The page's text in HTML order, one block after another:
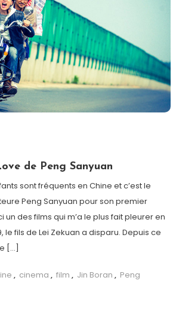
de Peng Sanyuan
sont fréquents en Chine et c’est le
Peng Sanyuan pour son premier
un des films qui m’a le plus fait pleurer en
le fils de Lei Zekuan a disparu. Depuis ce
[…]
, cinema , film , Jin Boran , Peng